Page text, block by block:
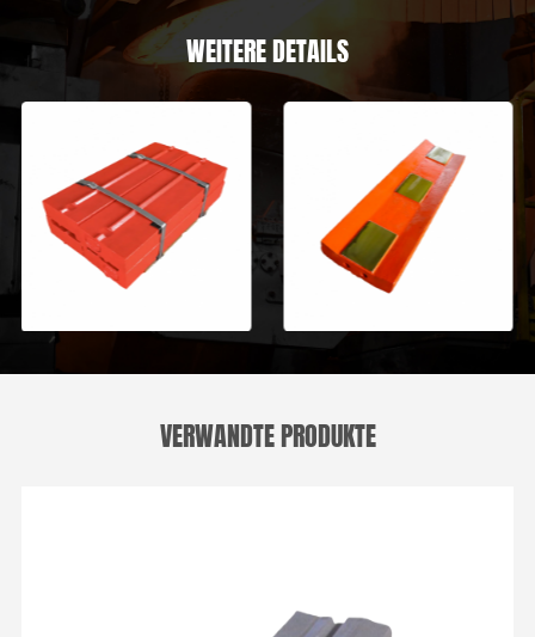
WEITERE DETAILS
VERWANDTE PRODUKTE